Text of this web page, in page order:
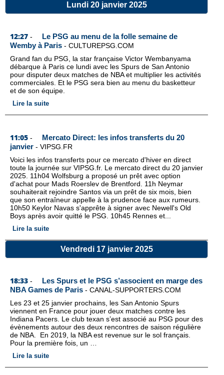
Lundi 20 janvier 2025
12:27 -
Le PSG au menu de la folle semaine de
Wemby à Paris - CULTUREPSG.COM
Grand fan du PSG, la star française Victor Wembanyama
débarque à Paris ce lundi avec les Spurs de San Antonio
pour disputer deux matches de NBA et multiplier les activités
commerciales. Et le PSG sera bien au menu du basketteur
et de son équipe.
Lire la suite
11:05 -
Mercato Direct: les infos transferts du 20
janvier - VIPSG.FR
Voici les infos transferts pour ce mercato d'hiver en direct
toute la journée sur VIPSG.fr. Le mercato direct du 20 janvier
2025. 11h04 Wolfsburg a proposé un prêt avec option
d'achat pour Mads Roerslev de Brentford. 11h Neymar
souhaiterait rejoindre Santos via un prêt de six mois, bien
que son entraîneur appelle à la prudence face aux rumeurs.
10h50 Keylor Navas s'apprête à signer avec Newell's Old
Boys après avoir quitté le PSG. 10h45 Rennes et...
Lire la suite
Vendredi 17 janvier 2025
18:33 -
Les Spurs et le PSG s’associent en marge des
NBA Games de Paris - CANAL-SUPPORTERS.COM
Les 23 et 25 janvier prochains, les San Antonio Spurs
viennent en France pour jouer deux matches contre les
Indiana Pacers. Le club texan s’est associé au PSG pour des
évènements autour des deux rencontres de saison régulière
de NBA. En 2019, la NBA est revenue sur le sol français.
Pour la première fois, un …
Lire la suite